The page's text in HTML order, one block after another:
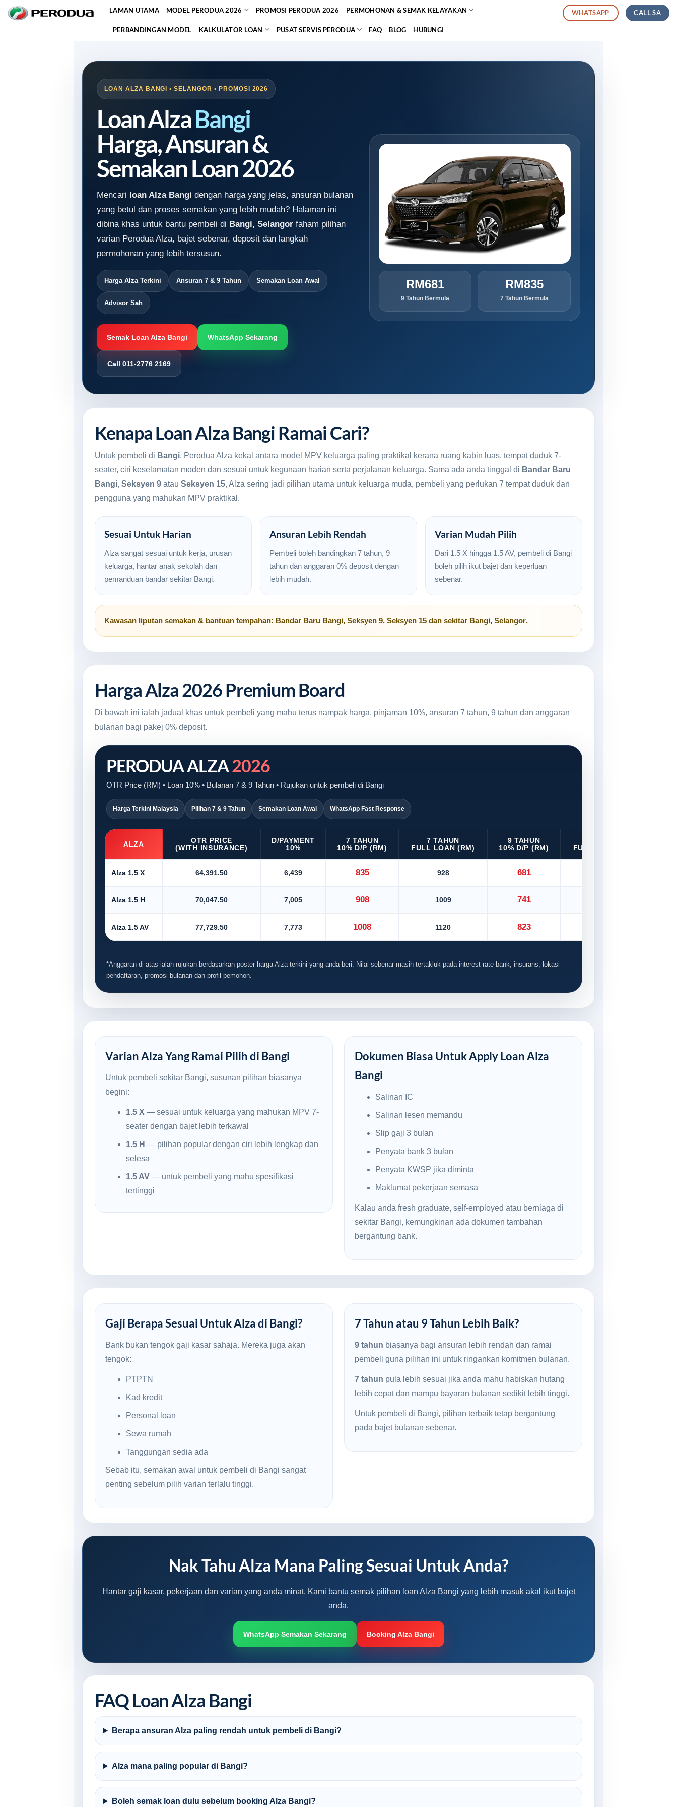
Skip
LAMAN UTAMA MODEL PERODUA 2026 PROMOSI PERODUA 2026 PERMOHONAN & SEMAK KELAYAKAN
PERBANDINGAN MODEL KALKULATOR LOAN PUSAT SERVIS PERODUA FAQ BLOG HUBUNGI
WHATSAPP CALL SA
LOAN ALZA BANGI • SELANGOR • PROMOSI 2026
Loan AlzaBangi
Harga, Ansuran &
Semakan Loan 2026
Mencari loan Alza Bangi dengan harga yang jelas, ansuran bulanan
yang betul dan proses semakan yang lebih mudah? Halaman ini
dibina khas untuk bantu pembeli di Bangi, Selangor faham pilihan
varian Perodua Alza, bajet sebenar, deposit dan langkah
permohonan yang lebih tersusun.
Harga Alza Terkini Ansuran 7 & 9 Tahun Semakan Loan Awal
Advisor Sah
Semak Loan Alza Bangi WhatsApp Sekarang
Call 011-2776 2169
RM681
9 Tahun Bermula
RM835
7 Tahun Bermula
Kenapa Loan Alza Bangi Ramai Cari?
Untuk pembeli di Bangi, Perodua Alza kekal antara model MPV keluarga paling praktikal kerana ruang kabin luas, tempat duduk 7-
seater, ciri keselamatan moden dan sesuai untuk kegunaan harian serta perjalanan keluarga. Sama ada anda tinggal di Bandar Baru
Bangi, Seksyen 9 atau Seksyen 15, Alza sering jadi pilihan utama untuk keluarga muda, pembeli yang perlukan 7 tempat duduk dan
pengguna yang mahukan MPV praktikal.
Sesuai Untuk Harian
Alza sangat sesuai untuk kerja, urusan
keluarga, hantar anak sekolah dan
pemanduan bandar sekitar Bangi.
Ansuran Lebih Rendah
Pembeli boleh bandingkan 7 tahun, 9
tahun dan anggaran 0% deposit dengan
lebih mudah.
Varian Mudah Pilih
Dari 1.5 X hingga 1.5 AV, pembeli di Bangi
boleh pilih ikut bajet dan keperluan
sebenar.
Kawasan liputan semakan & bantuan tempahan: Bandar Baru Bangi, Seksyen 9, Seksyen 15 dan sekitar Bangi, Selangor.
Harga Alza 2026 Premium Board
Di bawah ini ialah jadual khas untuk pembeli yang mahu terus nampak harga, pinjaman 10%, ansuran 7 tahun, 9 tahun dan anggaran
bulanan bagi pakej 0% deposit.
PERODUA ALZA2026
OTR Price (RM) • Loan 10% • Bulanan 7 & 9 Tahun • Rujukan untuk pembeli di Bangi
Harga Terkini Malaysia Pilihan 7 & 9 Tahun Semakan Loan Awal WhatsApp Fast Response
ALZA
OTR PRICE
(WITH INSURANCE)
D/PAYMENT
10%
7 TAHUN
10% D/P (RM)
7 TAHUN
FULL LOAN (RM)
9 TAHUN
10% D/P (RM)
FULL LOAN (RM)
Alza 1.5 X 64,391.50 6,439 835 928 681
Alza 1.5 H 70,047.50 7,005 908 1009 741
Alza 1.5 AV 77,729.50 7,773 1008 1120 823
*Anggaran di atas ialah rujukan berdasarkan poster harga Alza terkini yang anda beri. Nilai sebenar masih tertakluk pada interest rate bank, insurans, lokasi
pendaftaran, promosi bulanan dan profil pemohon.
Varian Alza Yang Ramai Pilih di Bangi
Untuk pembeli sekitar Bangi, susunan pilihan biasanya
begini:
1.5 X — sesuai untuk keluarga yang mahukan MPV 7-
seater dengan bajet lebih terkawal
1.5 H — pilihan popular dengan ciri lebih lengkap dan
selesa
1.5 AV— untuk pembeli yang mahu spesifikasi
tertinggi
Dokumen Biasa Untuk Apply Loan Alza
Bangi
Salinan IC
Salinan lesen memandu
Slip gaji 3 bulan
Penyata bank 3 bulan
Penyata KWSP jika diminta
Maklumat pekerjaan semasa
Kalau anda fresh graduate, self-employed atau berniaga di
sekitar Bangi, kemungkinan ada dokumen tambahan
bergantung bank.
Gaji Berapa Sesuai Untuk Alza di Bangi?
Bank bukan tengok gaji kasar sahaja. Mereka juga akan
tengok:
PTPTN
Kad kredit
Personal loan
Sewa rumah
Tanggungan sedia ada
Sebab itu, semakan awal untuk pembeli di Bangi sangat
penting sebelum pilih varian terlalu tinggi.
7 Tahun atau 9 Tahun Lebih Baik?
9 tahun biasanya bagi ansuran lebih rendah dan ramai
pembeli guna pilihan ini untuk ringankan komitmen bulanan.
7 tahun pula lebih sesuai jika anda mahu habiskan hutang
lebih cepat dan mampu bayaran bulanan sedikit lebih tinggi.
Untuk pembeli di Bangi, pilihan terbaik tetap bergantung
pada bajet bulanan sebenar.
Nak Tahu Alza Mana Paling Sesuai Untuk Anda?
Hantar gaji kasar, pekerjaan dan varian yang anda minat. Kami bantu semak pilihan loan Alza Bangi yang lebih masuk akal ikut bajet
anda.
WhatsApp Semakan Sekarang Booking Alza Bangi
FAQ Loan Alza Bangi
Berapa ansuran Alza paling rendah untuk pembeli di Bangi?
Alza mana paling popular di Bangi?
Boleh semak loan dulu sebelum booking Alza Bangi?